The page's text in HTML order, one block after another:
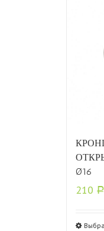
Ø16
210 Р